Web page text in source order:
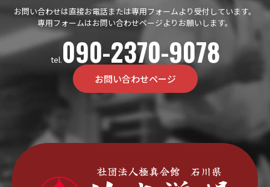
お問い合わせは直接お電話または専用フォームより受付しています。
専用フォームはお問い合わせページよりお願いします。
tel.090-2370-9078
お問い合わせページ